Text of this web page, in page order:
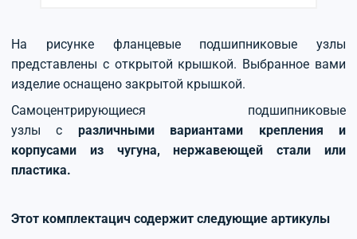
На рисунке фланцевые подшипниковые узлы
представлены с открытой крышкой. Выбранное вами
изделие оснащено закрытой крышкой.
Самоцентрирующиеся подшипниковые
узлы с различными вариантами крепления и
корпусами из чугуна, нержавеющей стали или
пластика.
Этот комплектацич содержит следующие артикулы